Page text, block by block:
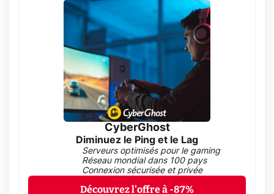
CyberGhost
Diminuez le Ping et le Lag
Serveurs optimisés pour le gaming
Réseau mondial dans 100 pays
Connexion sécurisée et privée
Découvrez l'offre à -87%